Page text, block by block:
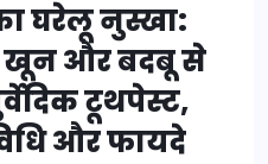
घरेलू नुस्खा:
खून और बदबू से
टूथपेस्ट,
और फायदे